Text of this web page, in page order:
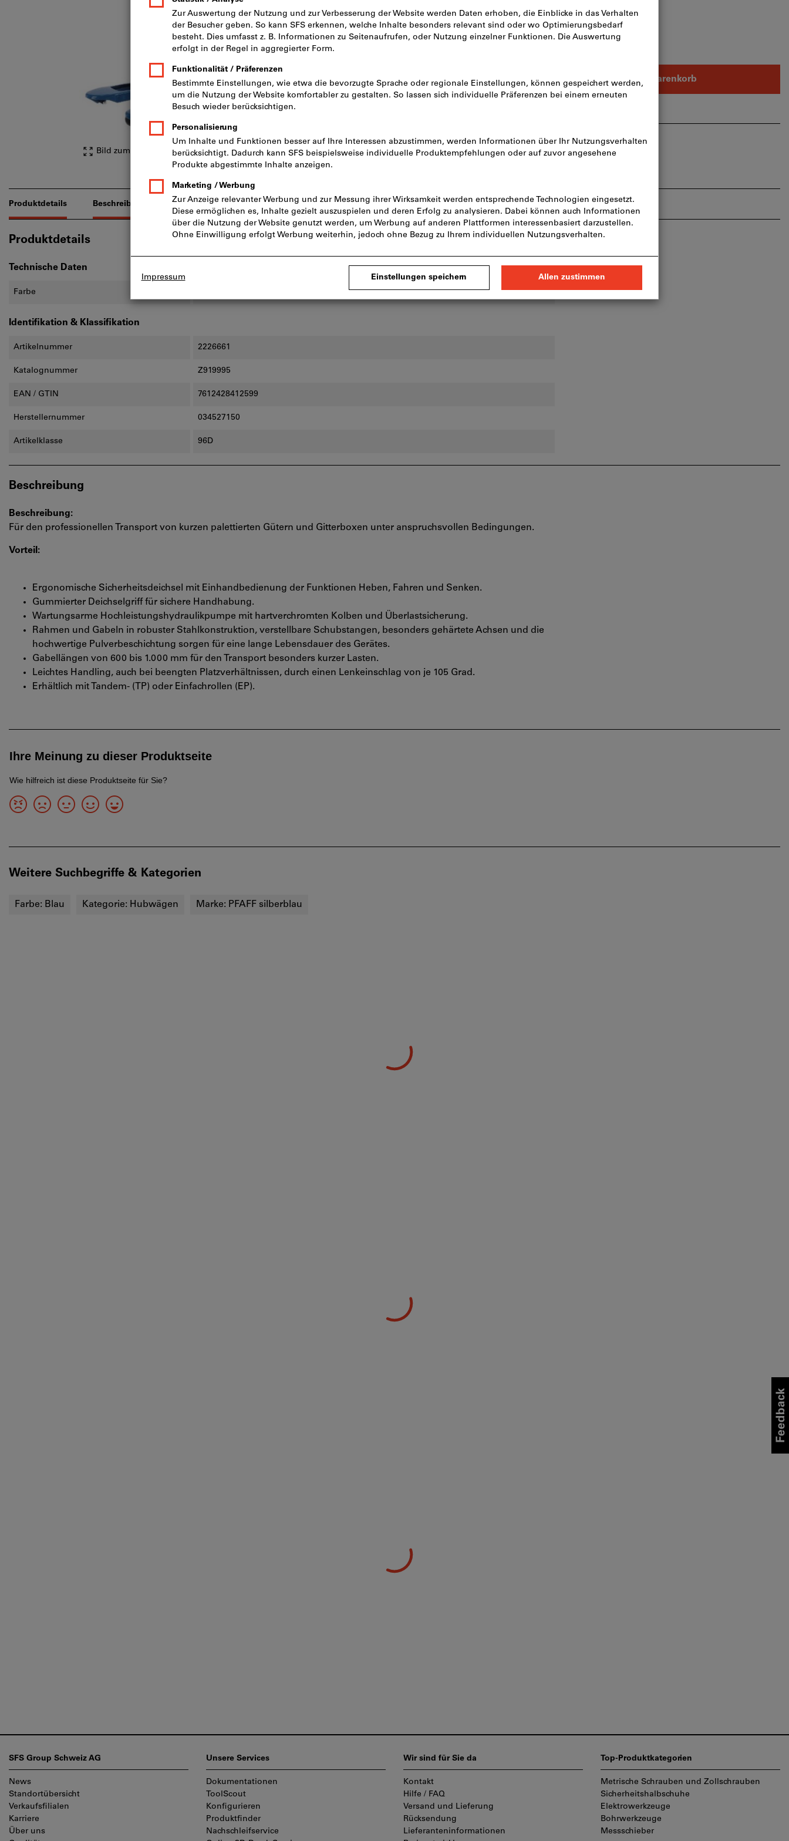
Bild zum Vergrößern anklicken
800 1150
In den Warenkorb
Artikel merken Artikel teilen
Produktdetails Beschreibung
Produktdetails
Technische Daten
Farbe
Identifikation & Klassifikation
Artikelnummer 2226661
Katalognummer Z919995
EAN / GTIN 7612428412599
Herstellernummer 034527150
Artikelklasse 96D
Beschreibung
Beschreibung:
Für den professionellen Transport von kurzen palettierten Gütern und Gitterboxen unter anspruchsvollen Bedingungen.
Vorteil:
Ergonomische Sicherheitsdeichsel mit Einhandbedienung der Funktionen Heben, Fahren und Senken.
Gummierter Deichselgriff für sichere Handhabung.
Wartungsarme Hochleistungshydraulikpumpe mit hartverchromten Kolben und Überlastsicherung.
Rahmen und Gabeln in robuster Stahlkonstruktion, verstellbare Schubstangen, besonders gehärtete Achsen und die
hochwertige Pulverbeschichtung sorgen für eine lange Lebensdauer des Gerätes.
Gabellängen von 600 bis 1.000 mm für den Transport besonders kurzer Lasten.
Leichtes Handling, auch bei beengten Platzverhältnissen, durch einen Lenkeinschlag von je 105 Grad.
Erhältlich mit Tandem- (TP) oder Einfachrollen (EP).
Weitere Suchbegriffe & Kategorien
Farbe: Blau Kategorie: Hubwägen Marke: PFAFF silberblau
SFS Group Schweiz AG
News
Standortübersicht
Verkaufsfilialen
Karriere
Über uns
Unsere Services
Dokumentationen
ToolScout
Konfigurieren
Produktfinder
Nachschleifservice
Wir sind für Sie da
Kontakt
Hilfe / FAQ
Versand und Lieferung
Rücksendung
Lieferanteninformationen
Top-Produktkategorien
Metrische Schrauben und Zollschrauben
Sicherheitshalbschuhe
Elektrowerkzeuge
Bohrwerkzeuge
Messschieber